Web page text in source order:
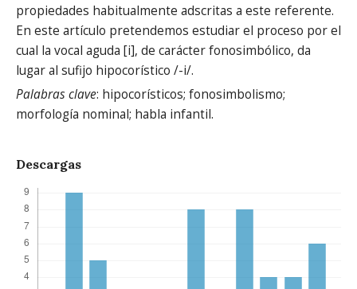
propiedades habitualmente adscritas a este referente.
En este artículo pretendemos estudiar el proceso por el
cual la vocal aguda [i], de carácter fonosimbólico, da
lugar al sufijo hipocorístico /-i/.
Palabras clave: hipocorísticos; fonosimbolismo;
morfología nominal; habla infantil.
Descargas